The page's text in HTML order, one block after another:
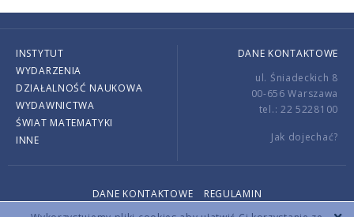
INSTYTUT
WYDARZENIA
DZIAŁALNOŚĆ NAUKOWA
WYDAWNICTWA
ŚWIAT MATEMATYKI
INNE
DANE KONTAKTOWE
ul. Śniadeckich 8
00-656 Warszawa
tel.: 22 5228100
Jak dojechać?
DANE KONTAKTOWE
REGULAMIN
Copyright © 2026 by IMPAN. All rights reserved.